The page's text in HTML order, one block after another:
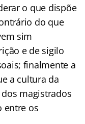
o que dispõe
do que
sim
e de sigilo
finalmente a
a cultura da
magistrados
entre os